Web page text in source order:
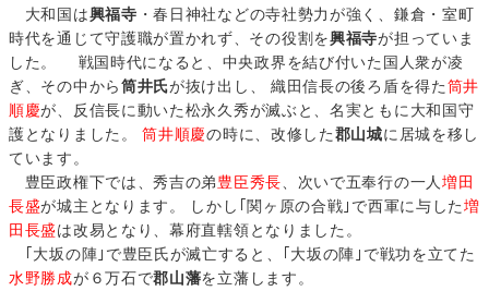
大和国は興福寺 ・春日神社などの寺社勢力が強く、鎌倉・室町
時代を通じて守護職が置かれず、その役割を興福寺が担っていま
した。 戦国時代になると、中央政界を結び付いた国人衆が凌
ぎ、その中から筒井氏が抜け出し、 織田信長の後ろ盾を得た筒井
順慶が、反信長に動いた松永久秀が滅ぶと、名実ともに大和国守
護となりました。筒井順慶の時に、改修した郡山城に居城を移し
ています。
豊臣政権下では、秀吉の弟豊臣秀長 、次いで五奉行の一人 増田
長盛が城主となります。 しかし｢関ヶ原の合戦｣で西軍に与した増
田長盛は改易となり、幕府直轄領となりました。
｢大坂の陣｣で豊臣氏が滅亡すると、｢大坂の陣｣で戦功を立てた
水野勝成が６万石で郡山藩を立藩します。